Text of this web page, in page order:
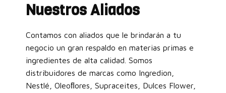
Nuestros Aliados
Contamos con aliados que le brindarán a tu
negocio un gran respaldo en materias primas e
ingredientes de alta calidad. Somos
distribuidores de marcas como Ingredion,
Nestlé, Oleoﬂores, Supraceites, Dulces Flower,